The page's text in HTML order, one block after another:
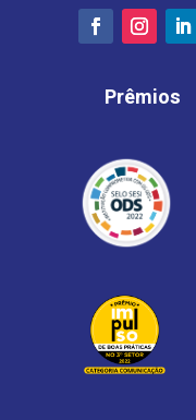
Prêmios